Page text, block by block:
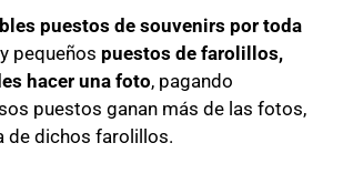
puestos de souvenirs por toda
pequeños puestos de farolillos,
hacer una foto, pagando
puestos ganan más de las fotos,
de dichos farolillos.